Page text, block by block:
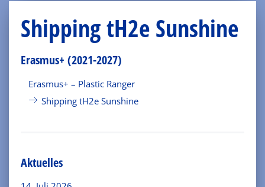
Shipping tH2e Sunshine
Erasmus+ (2021-2027)
Erasmus+ – Plastic Ranger
Shipping tH2e Sunshine
Aktuelles